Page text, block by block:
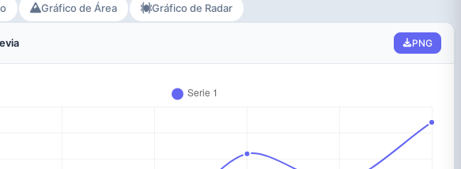
Gráfico de Área Gráfico de Radar
PNG